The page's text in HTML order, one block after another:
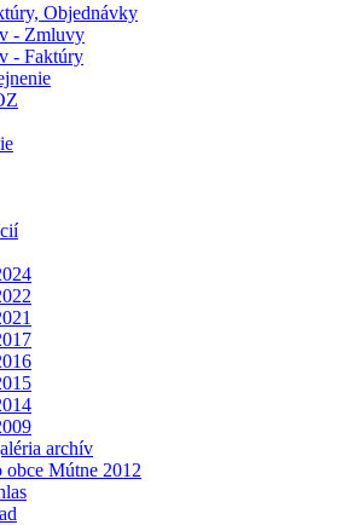
Objednávky
- Zmluvy
- Faktúry
archív
obce Mútne 2012